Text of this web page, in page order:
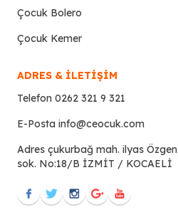
Çocuk Bolero
Çocuk Kemer
ADRES & İLETİŞİM
Telefon 0262 321 9 321
E-Posta info@ceocuk.com
Adres çukurbağ mah. ilyas Özgen
sok. No:18/B İZMİT / KOCAELİ